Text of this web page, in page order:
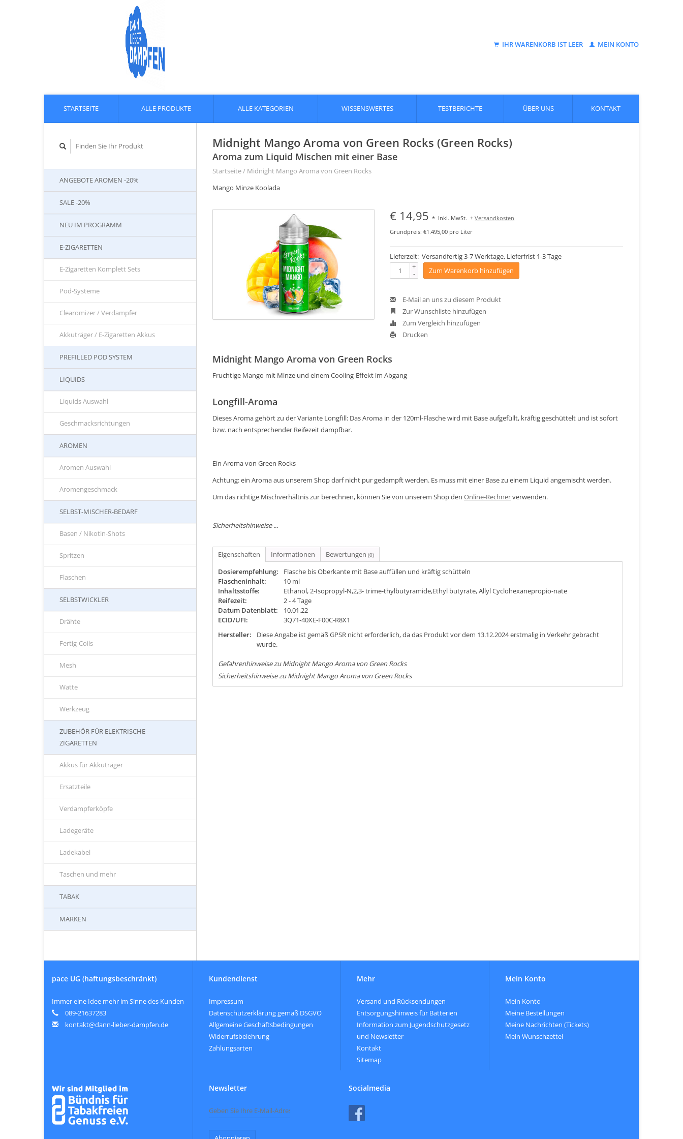
IHR WARENKORB IST LEER MEIN KONTO
STARTSEITE ALLE PRODUKTE ALLE KATEGORIEN WISSENSWERTES TESTBERICHTE ÜBER UNS KONTAKT
ANGEBOTE AROMEN -20%
SALE -20%
NEU IM PROGRAMM
E-ZIGARETTEN
E-Zigaretten Komplett Sets
Pod-Systeme
Clearomizer / Verdampfer
Akkuträger / E-Zigaretten Akkus
PREFILLED POD SYSTEM
LIQUIDS
Liquids Auswahl
Geschmacksrichtungen
AROMEN
Aromen Auswahl
Aromengeschmack
SELBST-MISCHER-BEDARF
Basen / Nikotin-Shots
Spritzen
Flaschen
SELBSTWICKLER
Drähte
Fertig-Coils
Mesh
Watte
Werkzeug
ZUBEHÖR FÜR ELEKTRISCHE
ZIGARETTEN
Akkus für Akkuträger
Ersatzteile
Verdampferköpfe
Ladegeräte
Ladekabel
Taschen und mehr
TABAK
MARKEN
Midnight Mango Aroma von Green Rocks (Green Rocks)
Aroma zum Liquid Mischen mit einer Base
Startseite/ Midnight Mango Aroma von Green Rocks
Mango Minze Koolada
€ 14,95* Inkl. MwSt. +Versandkosten
Grundpreis: €1.495,00 pro Liter
Lieferzeit: Versandfertig 3-7 Werktage, Lieferfrist 1-3 Tage
+
- Zum Warenkorb hinzufügen
E-Mail an uns zu diesem Produkt
Zur Wunschliste hinzufügen
Zum Vergleich hinzufügen
Drucken
Midnight Mango Aroma von Green Rocks
Fruchtige Mango mit Minze und einem Cooling-Effekt im Abgang
Longfill-Aroma
Dieses Aroma gehört zu der Variante Longfill: Das Aroma in der 120ml-Flasche wird mit Base aufgefüllt, kräftig geschüttelt und ist sofort
bzw. nach entsprechender Reifezeit dampfbar.
Ein Aroma von Green Rocks
Achtung: ein Aroma aus unserem Shop darf nicht pur gedampft werden. Es muss mit einer Base zu einem Liquid angemischt werden.
Um das richtige Mischverhältnis zur berechnen, können Sie von unserem Shop den Online-Rechnerverwenden.
Sicherheitshinweise ...
Eigenschaften Informationen Bewertungen (0)
Dosierempfehlung:
Flasche bis Oberkante mit Base auffüllen und kräftig schütteln
Flascheninhalt:
10 ml
Inhaltsstoffe:
Ethanol, 2-Isopropyl-N,2,3- trime-thylbutyramide,Ethyl butyrate, Allyl Cyclohexanepropio-nate
Reifezeit:
2 - 4 Tage
Datum Datenblatt:
10.01.22
ECID/UFI:
3Q71-40XE-F00C-R8X1
Hersteller:
Diese Angabe ist gemäß GPSR nicht erforderlich, da das Produkt vor dem 13.12.2024 erstmalig in Verkehr gebracht
wurde.
Gefahrenhinweise zu Midnight Mango Aroma von Green Rocks
Sicherheitshinweise zu Midnight Mango Aroma von Green Rocks
pace UG (haftungsbeschränkt)
Immer eine Idee mehr im Sinne des Kunden
089-21637283
kontakt@dann-lieber-dampfen.de
Kundendienst
Impressum
Datenschutzerklärung gemäß DSGVO
Allgemeine Geschäftsbedingungen
Widerrufsbelehrung
Zahlungsarten
Mehr
Versand und Rücksendungen
Entsorgungshinweis für Batterien
Information zum Jugendschutzgesetz
und Newsletter
Kontakt
Sitemap
Mein Konto
Mein Konto
Meine Bestellungen
Meine Nachrichten (Tickets)
Mein Wunschzettel
Newsletter Socialmedia